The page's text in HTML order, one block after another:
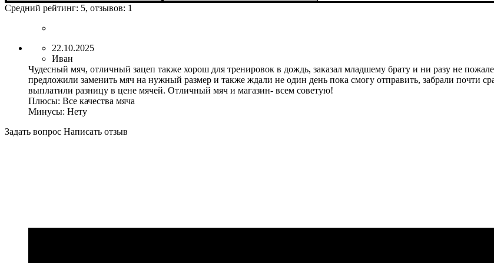
Средний рейтинг: 5, отзывов: 1
22.10.2025
Иван
Чудесный мяч, отличный зацеп также хорош для тренировок в дождь, заказал младшему брату и ни разу не
предложили заменить мяч на нужный размер и также ждали не один день пока смогу отправить, забрали почти
выплатили разницу в цене мячей. Отличный мяч и магазин- всем советую!
Плюсы: Все качества мяча
Минусы: Нету
Задать вопрос Написать отзыв